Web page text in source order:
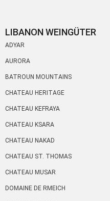
LIBANON WEINGÜTER
ADYAR
AURORA
BATROUN MOUNTAINS
CHATEAU HERITAGE
CHATEAU KEFRAYA
CHATEAU KSARA
CHATEAU NAKAD
CHATEAU ST. THOMAS
CHATEAU MUSAR
DOMAINE DE RMEICH